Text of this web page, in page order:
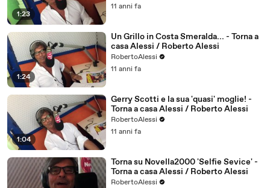
1:23
11 anni fa
1:24
Un Grillo in Costa Smeralda... - Torna a
casa Alessi / Roberto Alessi
RobertoAlessi
11 anni fa
1:04
Gerry Scotti e la sua 'quasi' moglie! -
Torna a casa Alessi / Roberto Alessi
RobertoAlessi
11 anni fa
Torna su Novella2000 'Selfie Sevice' -
Torna a casa Alessi / Roberto Alessi
RobertoAlessi